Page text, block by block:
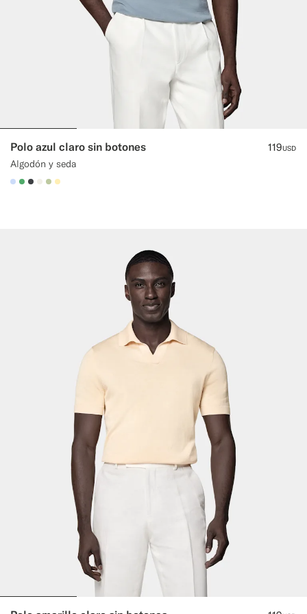
Polo azul claro sin botones
Algodón y seda
119USD
#CCDCF9
#50AA6A
#3d4043
#F1EFE8
#BDC9A0
#FFEFB5